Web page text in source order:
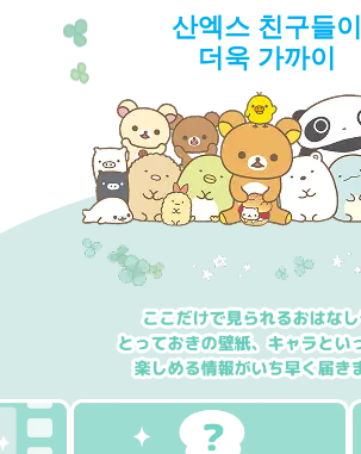
산엑스 친구들이
더욱 가까이